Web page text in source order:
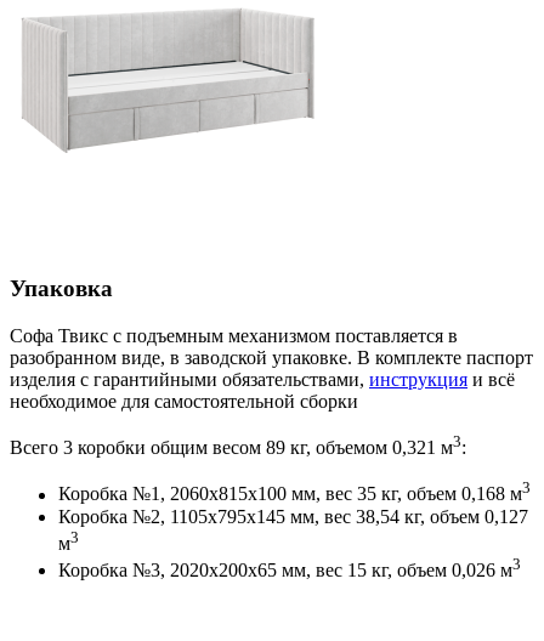
Упаковка
Софа Твикс с подъемным механизмом поставляется в
разобранном виде, в заводской упаковке. В комплекте паспорт
изделия с гарантийными обязательствами, инструкция и всё
необходимое для самостоятельной сборки
Всего 3 коробки общим весом 89 кг, объемом 0,321 м3:
Коробка №1, 2060х815х100 мм, вес 35 кг, объем 0,168 м3
Коробка №2, 1105х795х145 мм, вес 38,54 кг, объем 0,127
м3
Коробка №3, 2020х200х65 мм, вес 15 кг, объем 0,026 м3